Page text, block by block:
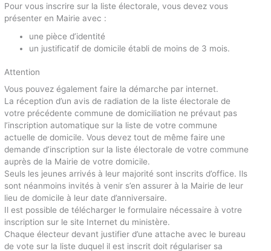
Pour vous inscrire sur la liste électorale, vous devez vous
présenter en Mairie avec :
une pièce d’identité
un justificatif de domicile établi de moins de 3 mois.
Attention
Vous pouvez également faire la démarche par internet.
La réception d’un avis de radiation de la liste électorale de
votre précédente commune de domiciliation ne prévaut pas
l’inscription automatique sur la liste de votre commune
actuelle de domicile. Vous devez tout de même faire une
demande d’inscription sur la liste électorale de votre commune
auprès de la Mairie de votre domicile.
Seuls les jeunes arrivés à leur majorité sont inscrits d’office. Ils
sont néanmoins invités à venir s’en assurer à la Mairie de leur
lieu de domicile à leur date d’anniversaire.
Il est possible de télécharger le formulaire nécessaire à votre
inscription sur le site Internet du ministère.
Chaque électeur devant justifier d’une attache avec le bureau
de vote sur la liste duquel il est inscrit doit régulariser sa